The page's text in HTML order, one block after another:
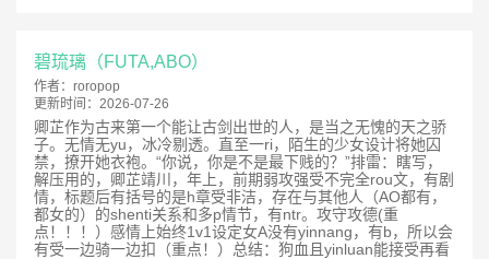
碧琉璃（FUTA,ABO）
作者： roropop
更新时间： 2026-07-26
卿芷作为古来第一个能让古剑出世的人，是当之无愧的天之骄
子。无情无yu，冰冷剔透。直至一ri，陌生的少女设计将她囚
禁，撩开她衣袍。“你说，你是不是最下贱的？”排雷：瞎写，
解压用的，卿芷靖川，年上，前期弱攻强受不完全rou文，有剧
情，标题后有括号的是h章受非洁，存在与其他人（AO都有，
都女的）的shenti关系和多p情节，有ntr。攻守攻德(重
点！！！）感情上始终1v1设定女A没有yinnang，有b，所以会
有受一边骑一边扣（重点！）总结：狗血且yinluan能接受再看